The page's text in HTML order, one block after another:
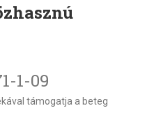
1-09
támogatja a beteg